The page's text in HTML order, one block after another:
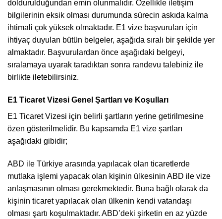
doldurulduğundan emin olunmalıdır. Özellikle iletişim
bilgilerinin eksik olması durumunda sürecin askıda kalma
ihtimali çok yüksek olmaktadır. E1 vize başvuruları için
ihtiyaç duyulan bütün belgeler, aşağıda sıralı bir şekilde yer
almaktadır. Başvurulardan önce aşağıdaki belgeyi,
sıralamaya uyarak taradıktan sonra randevu talebiniz ile
birlikte iletebilirsiniz.
E1 Ticaret Vizesi Genel Şartları ve Koşulları
E1 Ticaret Vizesi için belirli şartların yerine getirilmesine
özen gösterilmelidir. Bu kapsamda E1 vize şartları
aşağıdaki gibidir;
ABD ile Türkiye arasında yapılacak olan ticaretlerde
mutlaka işlemi yapacak olan kişinin ülkesinin ABD ile vize
anlaşmasının olması gerekmektedir. Buna bağlı olarak da
kişinin ticaret yapılacak olan ülkenin kendi vatandaşı
olması şartı koşulmaktadır. ABD’deki şirketin en az yüzde